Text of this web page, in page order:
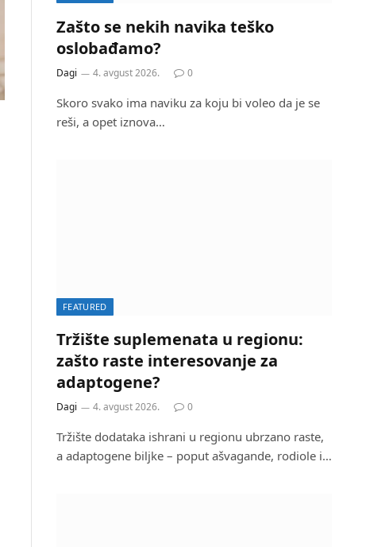
Zašto se nekih navika teško
oslobađamo?
Dagi 4. avgust 2026. 0
Skoro svako ima naviku za koju bi voleo da je se
reši, a opet iznova…
FEATURED
Tržište suplemenata u regionu:
zašto raste interesovanje za
adaptogene?
Dagi 4. avgust 2026. 0
Tržište dodataka ishrani u regionu ubrzano raste,
a adaptogene biljke – poput ašvagande, rodiole i…